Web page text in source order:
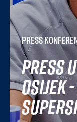
Press
Press
Osijek